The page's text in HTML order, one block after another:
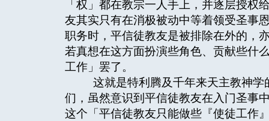
「权」都在教宗一人手上，并逐层授
友其实只有在消极被动中等着领受圣事
职务时，平信徒教友是被排除在外的，
若真想在这方面扮演些角色、贡献些什
工作」罢了。
这就是特利腾及千年来天主教神学
们，虽然意识到平信徒教友在入门圣事
这个「平信徒教友只能做些『使徒工作